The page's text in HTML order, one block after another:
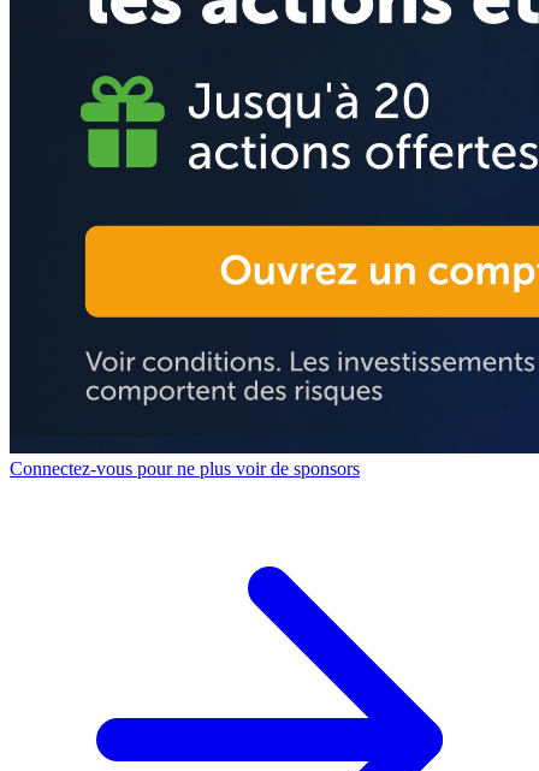
Connectez-vous pour ne plus voir de sponsors